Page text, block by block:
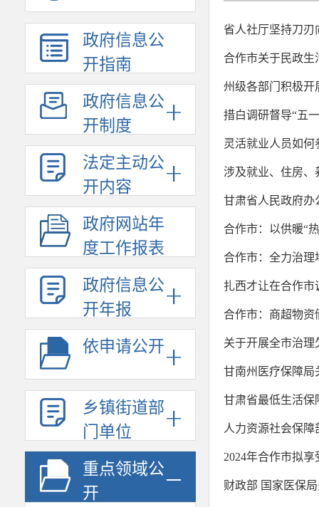
政府信息公
开指南
政府信息公
开制度
法定主动公
开内容
政府网站年
度工作报表
政府信息公
开年报
依申请公开
乡镇街道部
门单位
重点领域公
开
省人社厅坚持刀刃
合作市关于民政生
州级各部门积极开
措白调研督导“五
灵活就业人员如
涉及就业、住房
甘肃省人民政府办
合作市：以供暖“
合作市：全力治
扎西才让在合作
合作市：商超物资
关于开展全市治
甘南州医疗保障局
甘肃省最低生活保
人力资源社会保
2024年合作市拟
财政部 国家医保